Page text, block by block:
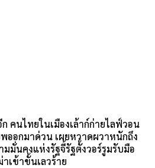
คนไทยในเมืองเล้าก์ก่ายไลฟ์วอน
ออกมาด่วน เผยหวาดผวาหนักถึง
มั่นคงแห่งรัฐจี้รัฐตั้งวอร์รูมรับมือ
เข้าขั้นเลวร้าย